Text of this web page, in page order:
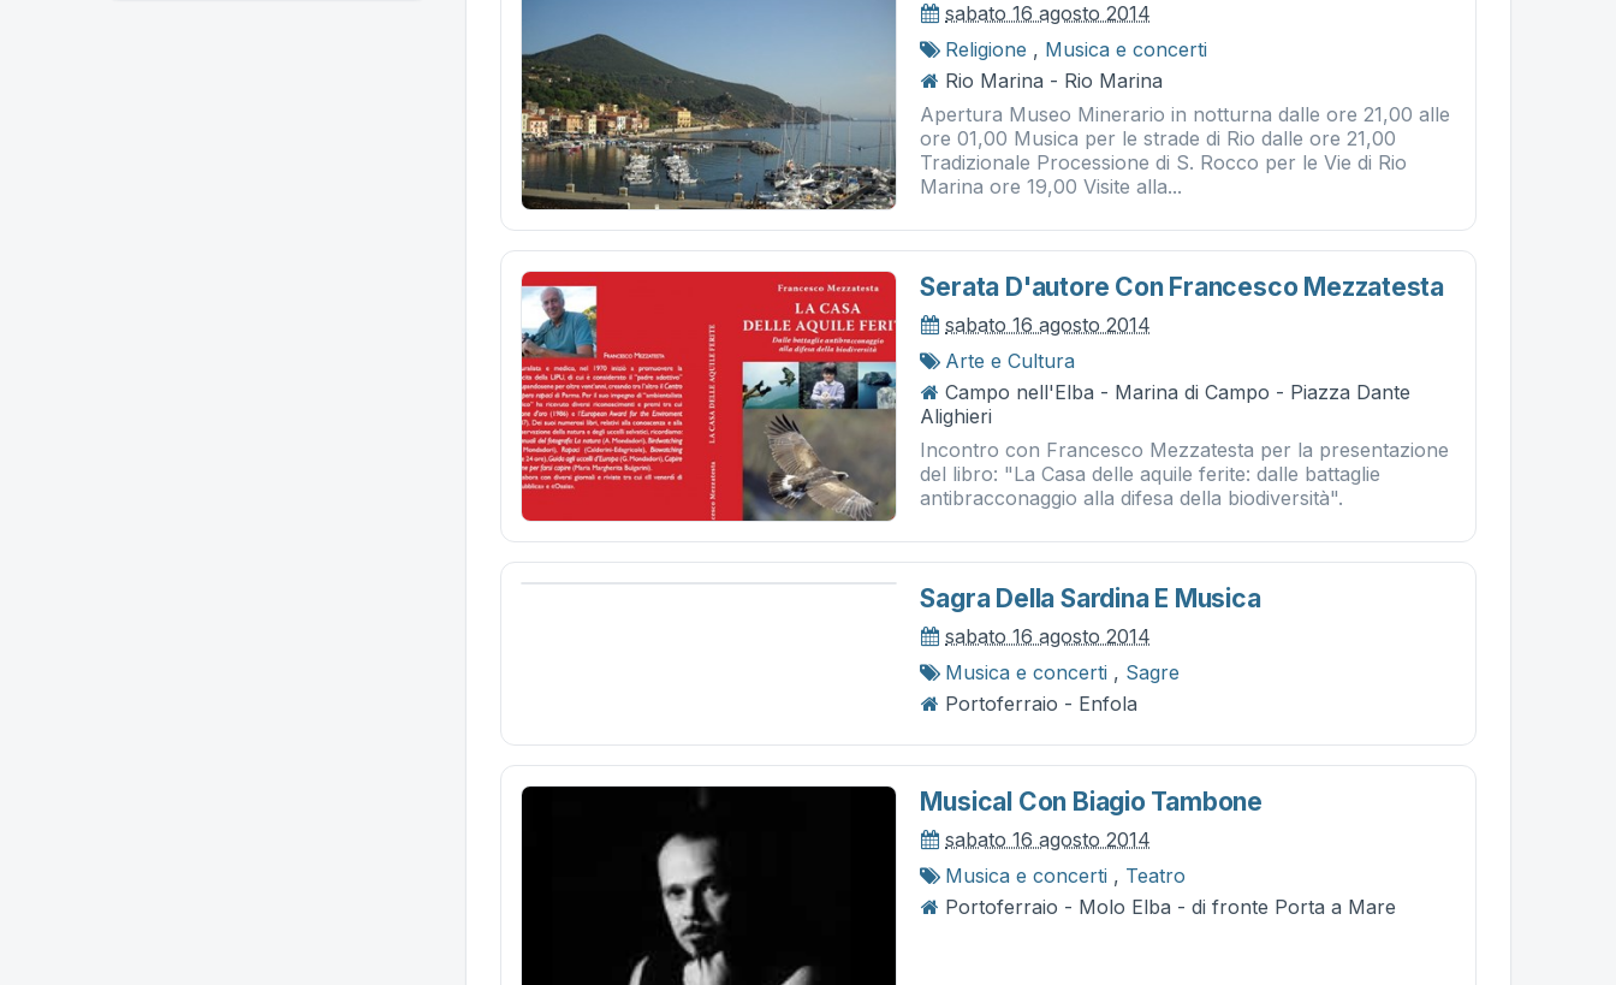
sabato 16 agosto 2014
Religione , Musica e concerti
Rio Marina - Rio Marina
Apertura Museo Minerario in notturna dalle ore 21,00 alle
ore 01,00 Musica per le strade di Rio dalle ore 21,00
Tradizionale Processione di S. Rocco per le Vie di Rio
Marina ore 19,00 Visite alla...
Serata D'autore Con Francesco Mezzatesta
sabato 16 agosto 2014
Arte e Cultura
Campo nell'Elba - Marina di Campo - Piazza Dante
Alighieri
Incontro con Francesco Mezzatesta per la presentazione
del libro: "La Casa delle aquile ferite: dalle battaglie
antibracconaggio alla difesa della biodiversità".
Sagra Della Sardina E Musica
sabato 16 agosto 2014
Musica e concerti , Sagre
Portoferraio - Enfola
Musical Con Biagio Tambone
sabato 16 agosto 2014
Musica e concerti , Teatro
Portoferraio - Molo Elba - di fronte Porta a Mare